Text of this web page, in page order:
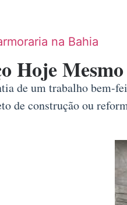
na Bahia
Hoje
de um trabalho bem-
de construção ou